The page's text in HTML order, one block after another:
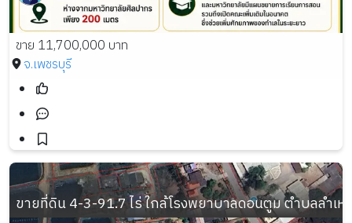
ขาย 11,700,000 บาท
จ.เพชรบุรี
ขายที่ดิน 4-3-91.7 ไร่ ใกล้โรงพยาบาลดอนตูม ตำบลลำเ